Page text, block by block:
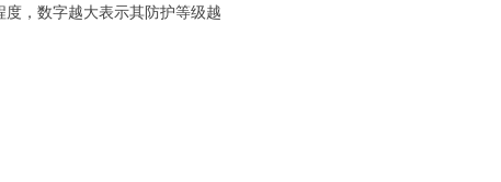
，数字越大表示其防护等级越